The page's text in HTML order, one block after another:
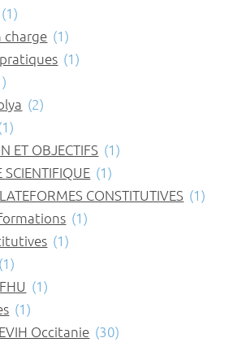
(1)
charge (1)
(1)
(2)
ET OBJECTIFS (1)
(1)
CONSTITUTIVES (1)
(1)
(1)
(1)
(1)
(1)
Occitanie (30)